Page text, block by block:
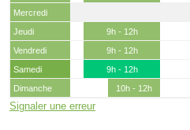
Mercredi
Jeudi
9h - 12h
Vendredi
9h - 12h
Samedi
9h - 12h
Dimanche
10h - 12h
Signaler une erreur